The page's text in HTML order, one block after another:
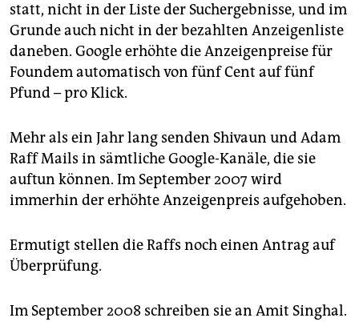
statt, nicht in der Liste der Suchergebnisse, und im
Grunde auch nicht in der bezahlten Anzeigenliste
daneben. Google erhöhte die Anzeigenpreise für
Foundem automatisch von fünf Cent auf fünf
Pfund – pro Klick.
Mehr als ein Jahr lang senden Shivaun und Adam
Raff Mails in sämtliche Google-Kanäle, die sie
auftun können. Im September 2007 wird
immerhin der erhöhte Anzeigenpreis aufgehoben.
Ermutigt stellen die Raffs noch einen Antrag auf
Überprüfung.
Im September 2008 schreiben sie an Amit Singhal.